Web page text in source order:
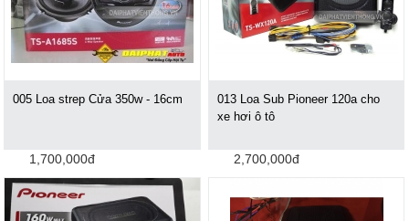
005 Loa strep Cửa 350w - 16cm
1,700,000đ
013 Loa Sub Pioneer 120a cho
xe hơi ô tô
2,700,000đ